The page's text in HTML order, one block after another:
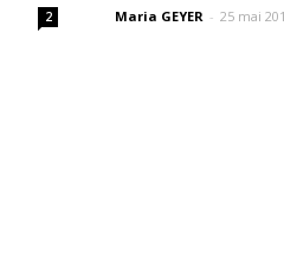
2 Maria GEYER - 25 mai